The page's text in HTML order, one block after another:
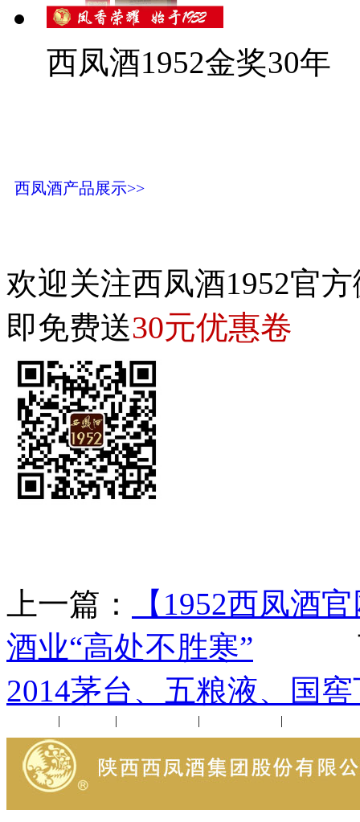
西凤酒1952金奖30年
西凤酒产品展示>>
欢迎关注西凤酒1952官
即免费送30元优惠卷
上一篇：
【1952西凤酒
酒业“高处不胜寒” 下
2014茅台、五粮液、国
| | | |